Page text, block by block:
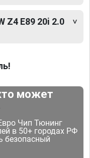
Z4 E89 20i 2.0
может
Чип Тюнинг
в 50+ городах РФ
безопасный